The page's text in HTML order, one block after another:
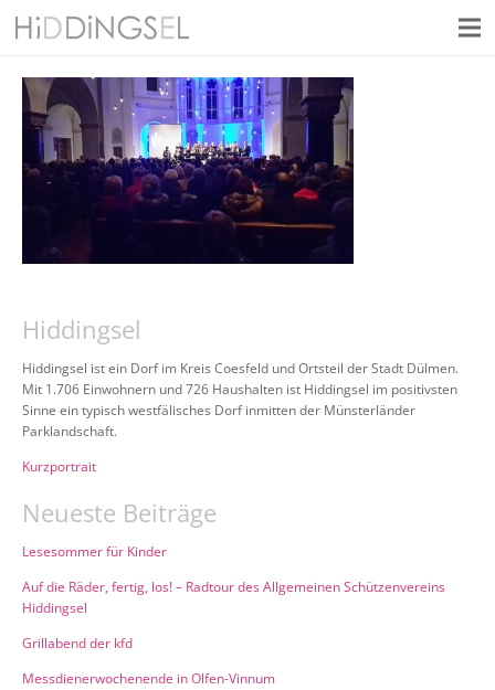
Hiddingsel
Hiddingsel ist ein Dorf im Kreis Coesfeld und Ortsteil der Stadt Dülmen.
Mit 1.706 Einwohnern und 726 Haushalten ist Hiddingsel im positivsten
Sinne ein typisch westfälisches Dorf inmitten der Münsterländer
Parklandschaft.
Kurzportrait
Neueste Beiträge
Lesesommer für Kinder
Auf die Räder, fertig, los! – Radtour des Allgemeinen Schützenvereins
Hiddingsel
Grillabend der kfd
Messdienerwochenende in Olfen-Vinnum